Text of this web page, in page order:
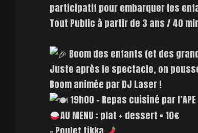
participatif pour embarquer les
Tout Public à partir de 3 ans / 40
Boom des enfants (et des
Juste après le spectacle, on
Boom animée par DJ Laser !
19h00 – Repas cuisiné par
AU MENU : plat + dessert = 10€